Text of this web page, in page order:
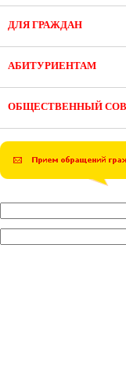
ДЛЯ ГРАЖДАН
АБИТУРИЕНТАМ
ОБЩЕСТВЕННЫЙ